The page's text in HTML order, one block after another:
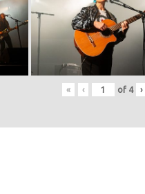
« ‹ of 4 ›